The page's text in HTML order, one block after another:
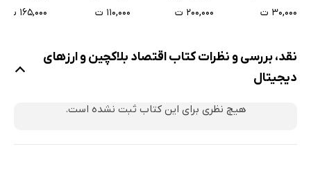
۳۰,۰۰۰ ت
۲۰۰,۰۰۰ ت
۱۱۰,۰۰۰ ت
۱۶۵,۰۰۰ ت
نقد، بررسی و نظرات کتاب اقتصاد بلاکچین و ارزهای
دیجیتال
هیچ نظری برای این کتاب ثبت نشده است.